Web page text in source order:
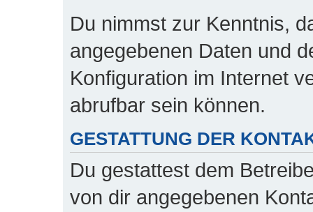
Du nimmst zur Kenntnis,
angegebenen Daten und
Konfiguration im Internet
abrufbar sein können.
GESTATTUNG DER
Du gestattest dem
von dir angegebenen